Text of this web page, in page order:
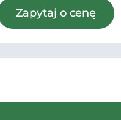
Zapytaj o cenę